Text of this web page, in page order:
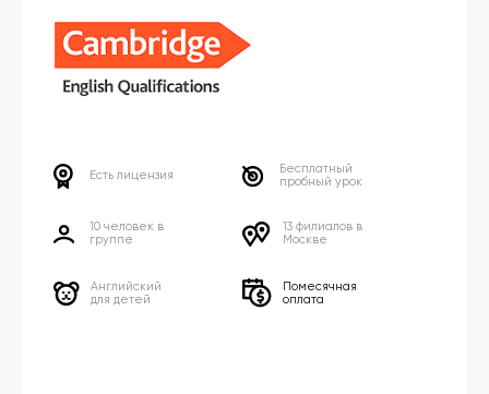
Есть лицензия
Бесплатный
пробный урок
10 человек в
группе
13 филиалов в
Москве
Английский
для детей
Помесячная
оплата